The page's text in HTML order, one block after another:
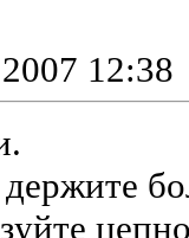
12:38
дepжитe